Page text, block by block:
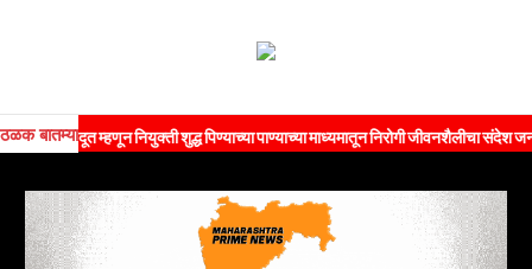
ठळक बातम्या
दूत म्हणून नियुक्ती शुद्ध पिण्याच्या पाण्याच्या माध्यमातून निरोगी जीवनशैलीचा संदेश जनतेपर्यंत